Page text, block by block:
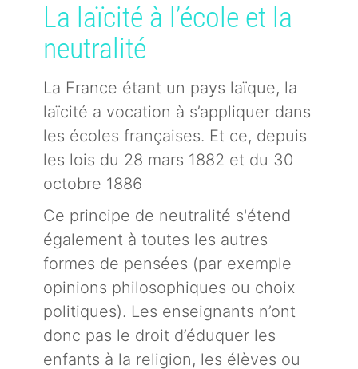
La laïcité à l’école et la
neutralité
La France étant un pays laïque, la
laïcité a vocation à s’appliquer dans
les écoles françaises. Et ce, depuis
les lois du 28 mars 1882 et du 30
octobre 1886
Ce principe de neutralité s'étend
également à toutes les autres
formes de pensées (par exemple
opinions philosophiques ou choix
politiques). Les enseignants n’ont
donc pas le droit d’éduquer les
enfants à la religion, les élèves ou